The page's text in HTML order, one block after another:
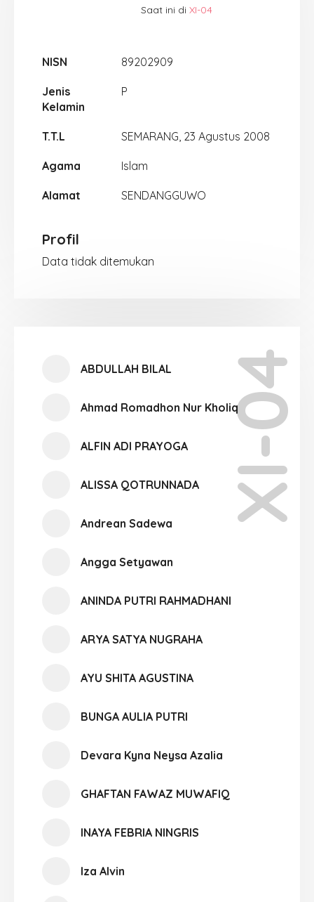
Saat ini diXI-04
NISN 89202909
Jenis
Kelamin
P
T.T.L SEMARANG, 23 Agustus 2008
Agama Islam
Alamat SENDANGGUWO
Profil
Data tidak ditemukan
XI-04
ABDULLAH BILAL
Ahmad Romadhon Nur Kholiq
ALFIN ADI PRAYOGA
ALISSA QOTRUNNADA
Andrean Sadewa
Angga Setyawan
ANINDA PUTRI RAHMADHANI
ARYA SATYA NUGRAHA
AYU SHITA AGUSTINA
BUNGA AULIA PUTRI
Devara Kyna Neysa Azalia
GHAFTAN FAWAZ MUWAFIQ
INAYA FEBRIA NINGRIS
Iza Alvin